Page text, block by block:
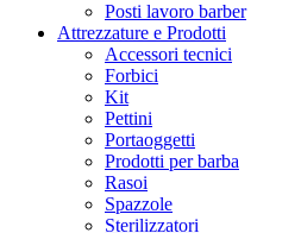
Posti lavoro barber
Attrezzature e Prodotti
Accessori tecnici
Forbici
Kit
Pettini
Portaoggetti
Prodotti per barba
Rasoi
Spazzole
Sterilizzatori